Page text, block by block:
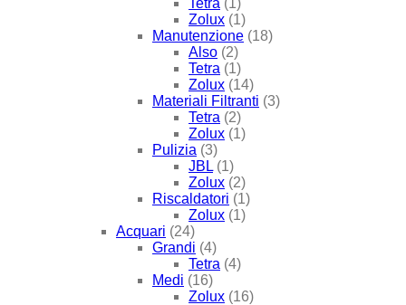
Tetra (1)
Zolux (1)
Manutenzione (18)
Also (2)
Tetra (1)
Zolux (14)
Materiali Filtranti (3)
Tetra (2)
Zolux (1)
Pulizia (3)
JBL (1)
Zolux (2)
Riscaldatori (1)
Zolux (1)
Acquari (24)
Grandi (4)
Tetra (4)
Medi (16)
Zolux (16)